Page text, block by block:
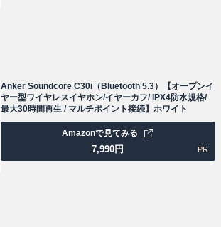
Anker Soundcore C30i（Bluetooth 5.3）【オープンイ
ヤー型ワイヤレスイヤホン/イヤーカフ/ IPX4防水規格/
最大30時間再生 / マルチポイント接続】ホワイト
7,990円
Amazonで見てみる
PR